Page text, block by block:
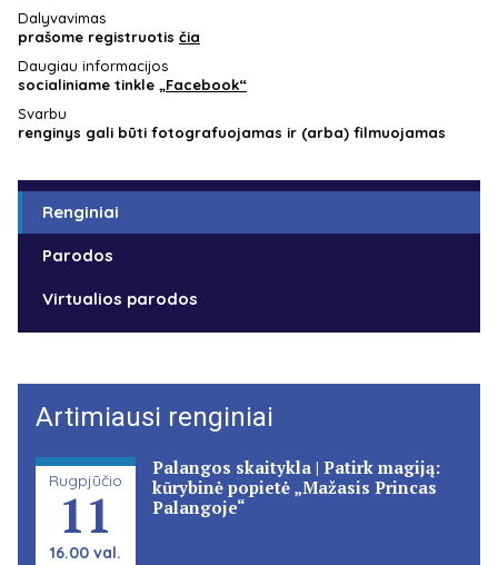
Dalyvavimas
prašome registruotis čia
Daugiau informacijos
socialiniame tinkle „Facebook“
Svarbu
renginys gali būti fotografuojamas ir (arba) filmuojamas
Renginiai
Parodos
Virtualios parodos
Artimiausi renginiai
Rugpjūčio
11
16.00 val.
Palangos skaitykla | Patirk magiją:
kūrybinė popietė „Mažasis Princas
Palangoje“